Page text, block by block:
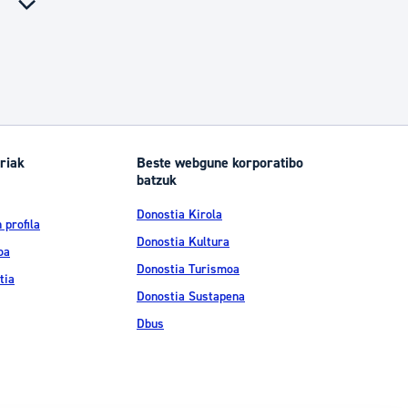
profila
Beste webgune korporatibo
batzuk
Donostia Kirola
Donostia Kultura
Donostia Turismoa
Donostia Sustapena
Dbus